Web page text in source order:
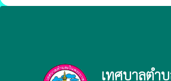
เทศบาลตำ